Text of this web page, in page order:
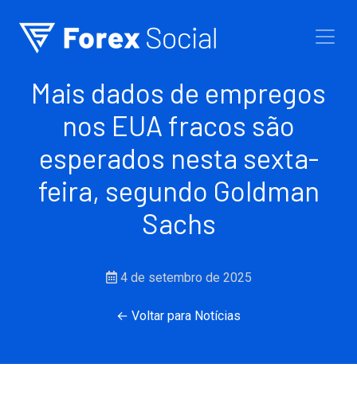
Mais dados de empregos
nos EUA fracos são
esperados nesta sexta-
feira, segundo Goldman
Sachs
4 de setembro de 2025
← Voltar para Notícias